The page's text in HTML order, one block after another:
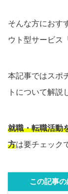
そんな方におす
ウト型サービス「
本記事ではスポ
トについて解説
就職・転職活動
方は要チェック
この記事